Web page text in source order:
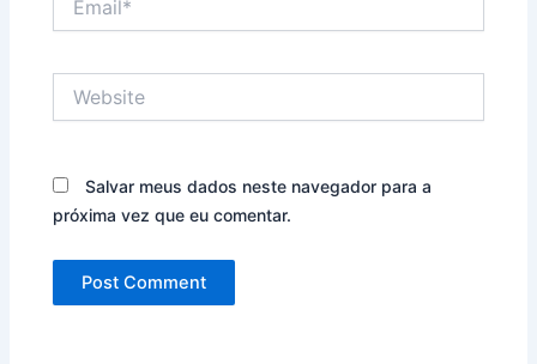
Salvar meus dados neste navegador para a
próxima vez que eu comentar.